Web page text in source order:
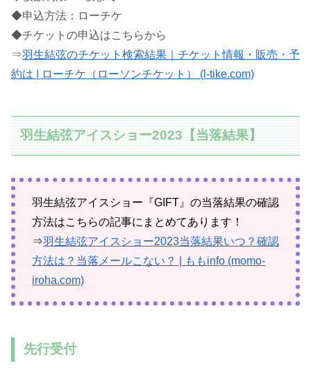
◆申込方法：ローチケ
◆チケットの申込はこちらから
⇒羽生結弦のチケット検索結果｜チケット情報・販売・予
約は | ローチケ（ローソンチケット） (l-tike.com)
羽生結弦アイスショー2023【当落結果】
羽生結弦アイスショー『GIFT』の当落結果の確認
方法はこちらの記事にまとめてあります！
⇒羽生結弦アイスショー2023当落結果いつ？確認
方法は？当落メールこない？ | ももinfo (momo-
iroha.com)
先行受付